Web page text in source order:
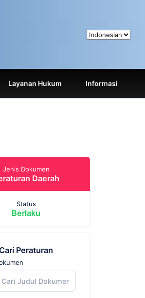
Layanan Hukum Informasi
Jenis Dokumen
Daerah
Status
Berlaku
Cari Peraturan